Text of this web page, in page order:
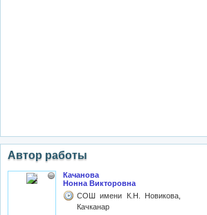
Автор работы
Качанова
Нонна Викторовна
СОШ имени К.Н. Новикова,
Качканар